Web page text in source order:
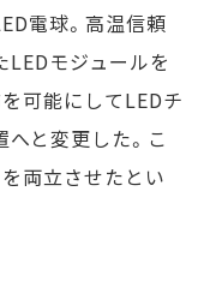
電球。高温信頼
モジュールを
可能にしてLEDチ
と変更した。こ
両立させたとい